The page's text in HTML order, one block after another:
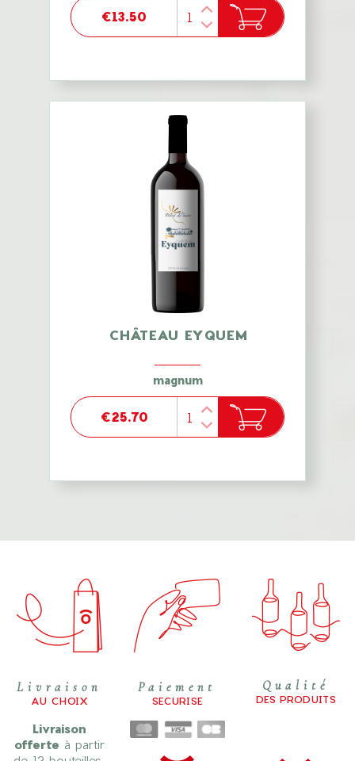
€13.50
CHÂTEAU EYQUEM
magnum
€25.70
Livraison
AU CHOIX
Livraison
offerte à partir
Paiement
SECURISE
Qualité
DES PRODUITS